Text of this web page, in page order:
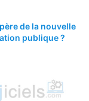
de la nouvelle
publique ?